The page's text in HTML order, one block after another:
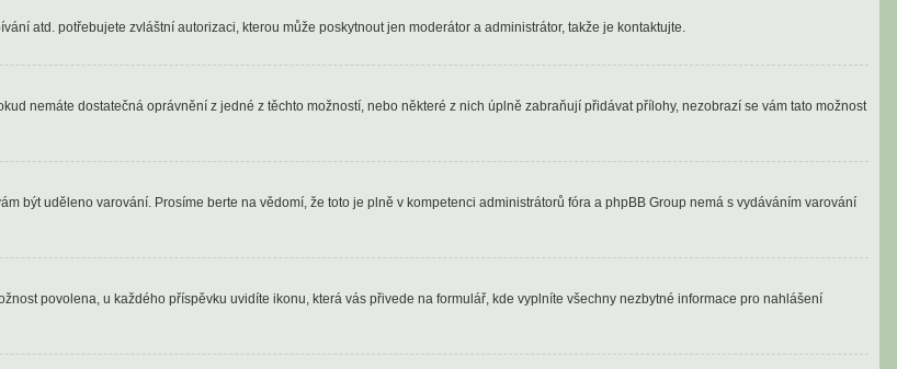
atd. potřebujete zvláštní autorizaci, kterou může poskytnout jen moderátor a administrátor, takže je kontaktujte.
nemáte dostatečná oprávnění z jedné z těchto možností, nebo některé z nich úplně zabraňují přidávat přílohy, nezobrazí se vám tato možnost
být uděleno varování. Prosíme berte na vědomí, že toto je plně v kompetenci administrátorů fóra a phpBB Group nemá s vydáváním varování
povolena, u každého příspěvku uvidíte ikonu, která vás přivede na formulář, kde vyplníte všechny nezbytné informace pro nahlášení